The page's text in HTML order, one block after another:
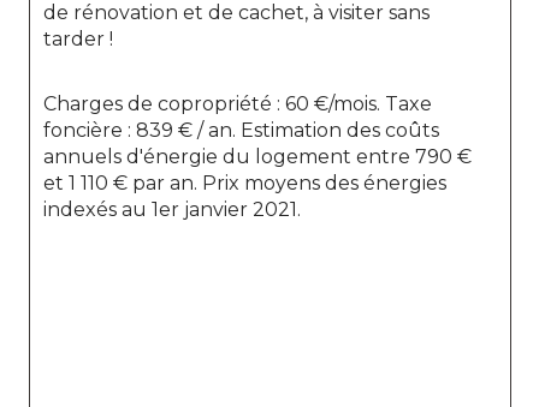
de rénovation et de cachet, à visiter sans
tarder !
Charges de copropriété : 60 €/mois. Taxe
foncière : 839 € / an. Estimation des coûts
annuels d'énergie du logement entre 790 €
et 1 110 € par an. Prix moyens des énergies
indexés au 1er janvier 2021.